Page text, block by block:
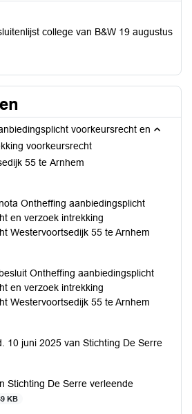
college van B&W 19 augustus
voorkeursrecht en
voorkeursrecht
55 te Arnhem
Ontheffing aanbiedingsplicht
en verzoek intrekking
Westervoortsedijk 55 te Arnhem
Ontheffing aanbiedingsplicht
en verzoek intrekking
Westervoortsedijk 55 te Arnhem
10 juni 2025 van Stichting De Serre
Stichting De Serre verleende
KB